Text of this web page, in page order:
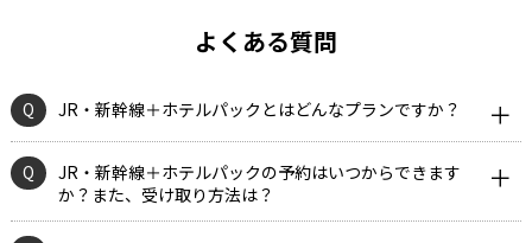
よくある質問
Q JR・新幹線＋ホテルパックとはどんなプランですか？
Q
JR・新幹線＋ホテルパックの予約はいつからできます
か？また、受け取り方法は？